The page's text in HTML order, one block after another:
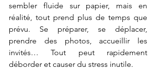
sembler fluide sur papier, mais en
réalité, tout prend plus de temps que
prévu. Se préparer, se déplacer,
prendre des photos, accueillir les
invités… Tout peut rapidement
déborder et causer du stress inutile.